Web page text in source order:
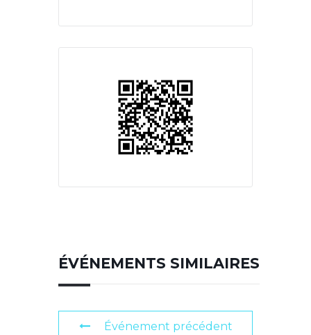
ÉVÉNEMENTS SIMILAIRES
Événement précédent